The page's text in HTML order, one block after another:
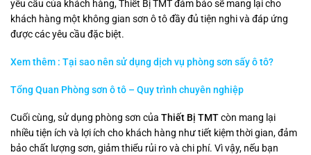
yêu cầu của khách hàng, Thiết Bị TMT đảm bảo sẽ mang lại cho
khách hàng một không gian sơn ô tô đầy đủ tiện nghi và đáp ứng
được các yêu cầu đặc biệt.
Xem thêm : Tại sao nên sử dụng dịch vụ phòng sơn sấy ô tô?
Tổng Quan Phòng sơn ô tô – Quy trình chuyên nghiệp
Cuối cùng, sử dụng phòng sơn của Thiết Bị TMTcòn mang lại
nhiều tiện ích và lợi ích cho khách hàng như tiết kiệm thời gian, đảm
bảo chất lượng sơn, giảm thiểu rủi ro và chi phí. Vì vậy, nếu bạn